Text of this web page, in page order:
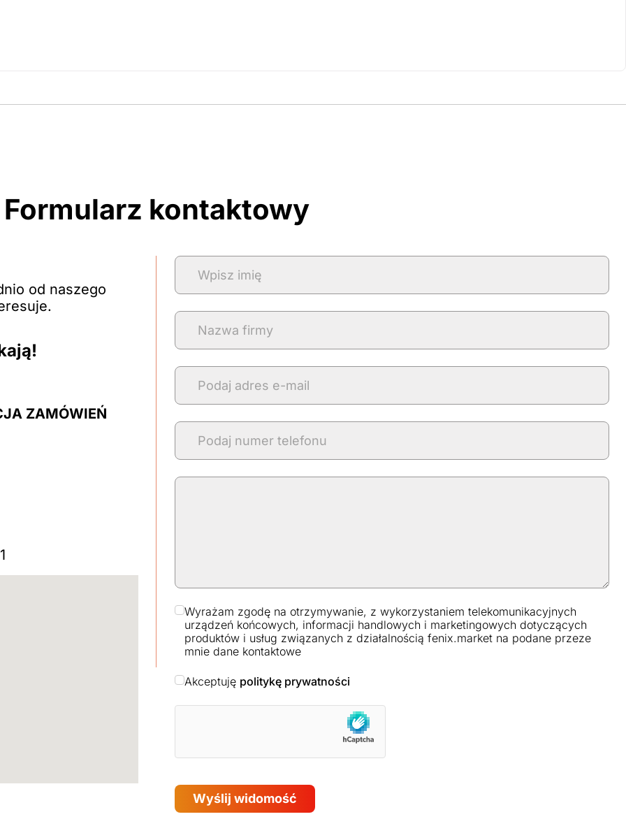
Formularz kontaktowy
od naszego
ZAMÓWIEŃ
Wyrażam zgodę na otrzymywanie, z wykorzystaniem telekomunikacyjnych
urządzeń końcowych, informacji handlowych i marketingowych dotyczących
produktów i usług związanych z działalnością fenix.market na podane przeze
mnie dane kontaktowe
Akceptuję politykę prywatności
Wyślij widomość